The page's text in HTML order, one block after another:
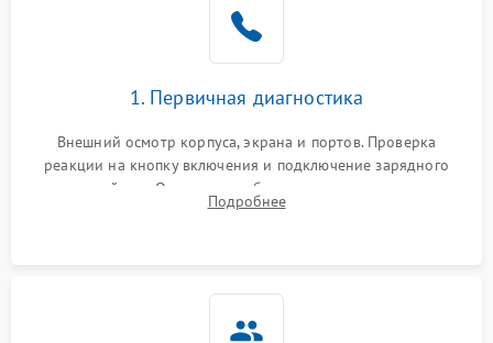
2000 ₽
Перегрев из‑за пыли,
неисправности кулера
Выход из строя SSD или
HDD: медленная загрузка,
2000 ₽
1. Первичная диагностика
Внешний осмотр корпуса, экрана и портов. Проверка
реакции на кнопку включения и подключение зарядного
устройства. Оценка потребления тока с помощью
лабораторного блока питания для локализации проблемы.
Подробнее